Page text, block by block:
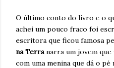
O último conto do livro e o
achei um pouco fraco foi
escritora que ficou famosa
na Terranarra um jovem
com uma menina que dá o pé